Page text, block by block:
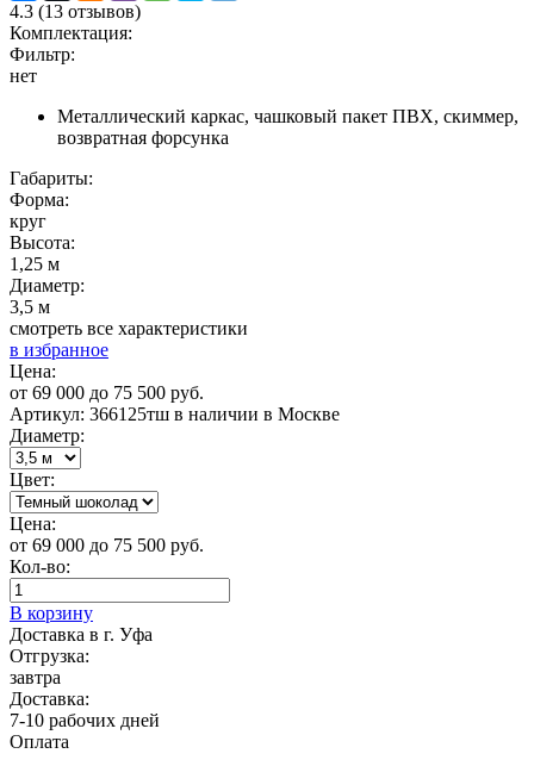
4.3 (13 отзывов)
Комплектация:
Фильтр:
нет
Металлический каркас, чашковый пакет ПВХ, скиммер,
возвратная форсунка
Габариты:
Форма:
круг
Высота:
1,25 м
Диаметр:
3,5 м
смотреть все характеристики
в избранное
Цена:
от 69 000 до 75 500 руб.
Артикул: 366125тш в наличии в Москве
Диаметр:
Цвет:
Цена:
от 69 000 до 75 500 руб.
Кол-во:
В корзину
Доставка в г. Уфа
Отгрузка:
завтра
Доставка:
7-10 рабочих дней
Оплата